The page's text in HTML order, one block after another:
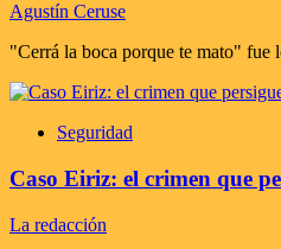
Agustín Ceruse
"Cerrá la boca porque te mato" fue
Seguridad
Caso Eiriz: el crimen que
La redacción